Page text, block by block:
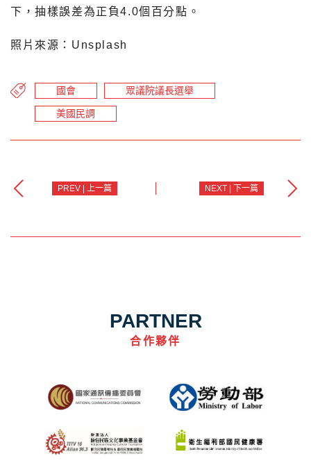
下，抽樣誤差為正負4.0個百分點。
照片來源：Unsplash
國會 眾議院議長選舉
美國民調
PREV | 上一篇 NEXT | 下一篇
PARTNER
合作夥伴